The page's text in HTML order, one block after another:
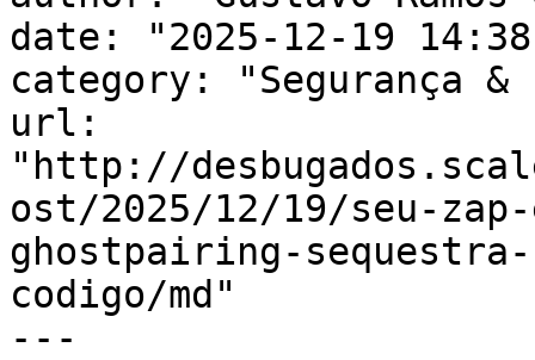
date: "2025-12-19
category: "Segurança
url:
"http://
ost/2025/12/19/seu-
ghostpairing-sequestra-
codigo/md"
---